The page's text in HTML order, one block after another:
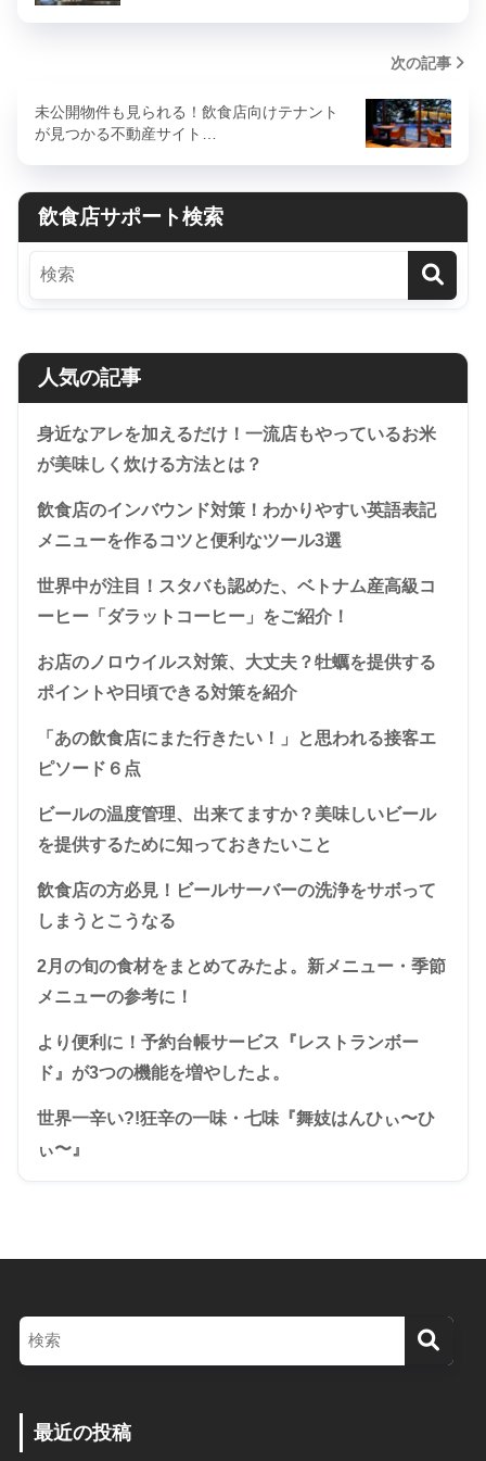
次の記事
未公開物件も見られる！飲食店向けテナント
が見つかる不動産サイト…
飲食店サポート検索
人気の記事
身近なアレを加えるだけ！一流店もやっているお米
が美味しく炊ける方法とは？
飲食店のインバウンド対策！わかりやすい英語表記
メニューを作るコツと便利なツール3選
世界中が注目！スタバも認めた、ベトナム産高級コ
ーヒー「ダラットコーヒー」をご紹介！
お店のノロウイルス対策、大丈夫？牡蠣を提供する
ポイントや日頃できる対策を紹介
「あの飲食店にまた行きたい！」と思われる接客エ
ピソード６点
ビールの温度管理、出来てますか？美味しいビール
を提供するために知っておきたいこと
飲食店の方必見！ビールサーバーの洗浄をサボって
しまうとこうなる
2月の旬の食材をまとめてみたよ。新メニュー・季節
メニューの参考に！
より便利に！予約台帳サービス『レストランボー
ド』が3つの機能を増やしたよ。
世界一辛い?!狂辛の一味・七味『舞妓はんひぃ〜ひ
ぃ〜』
最近の投稿